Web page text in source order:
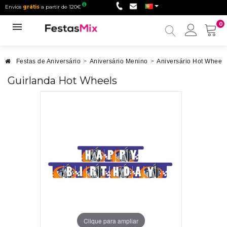
Envios grátis a partir de 120€
0
Minha
Festas de Aniversário > Aniversário Menino > Aniversário Hot Wheels
Guirlanda Hot Wheels
Clique para ampliar